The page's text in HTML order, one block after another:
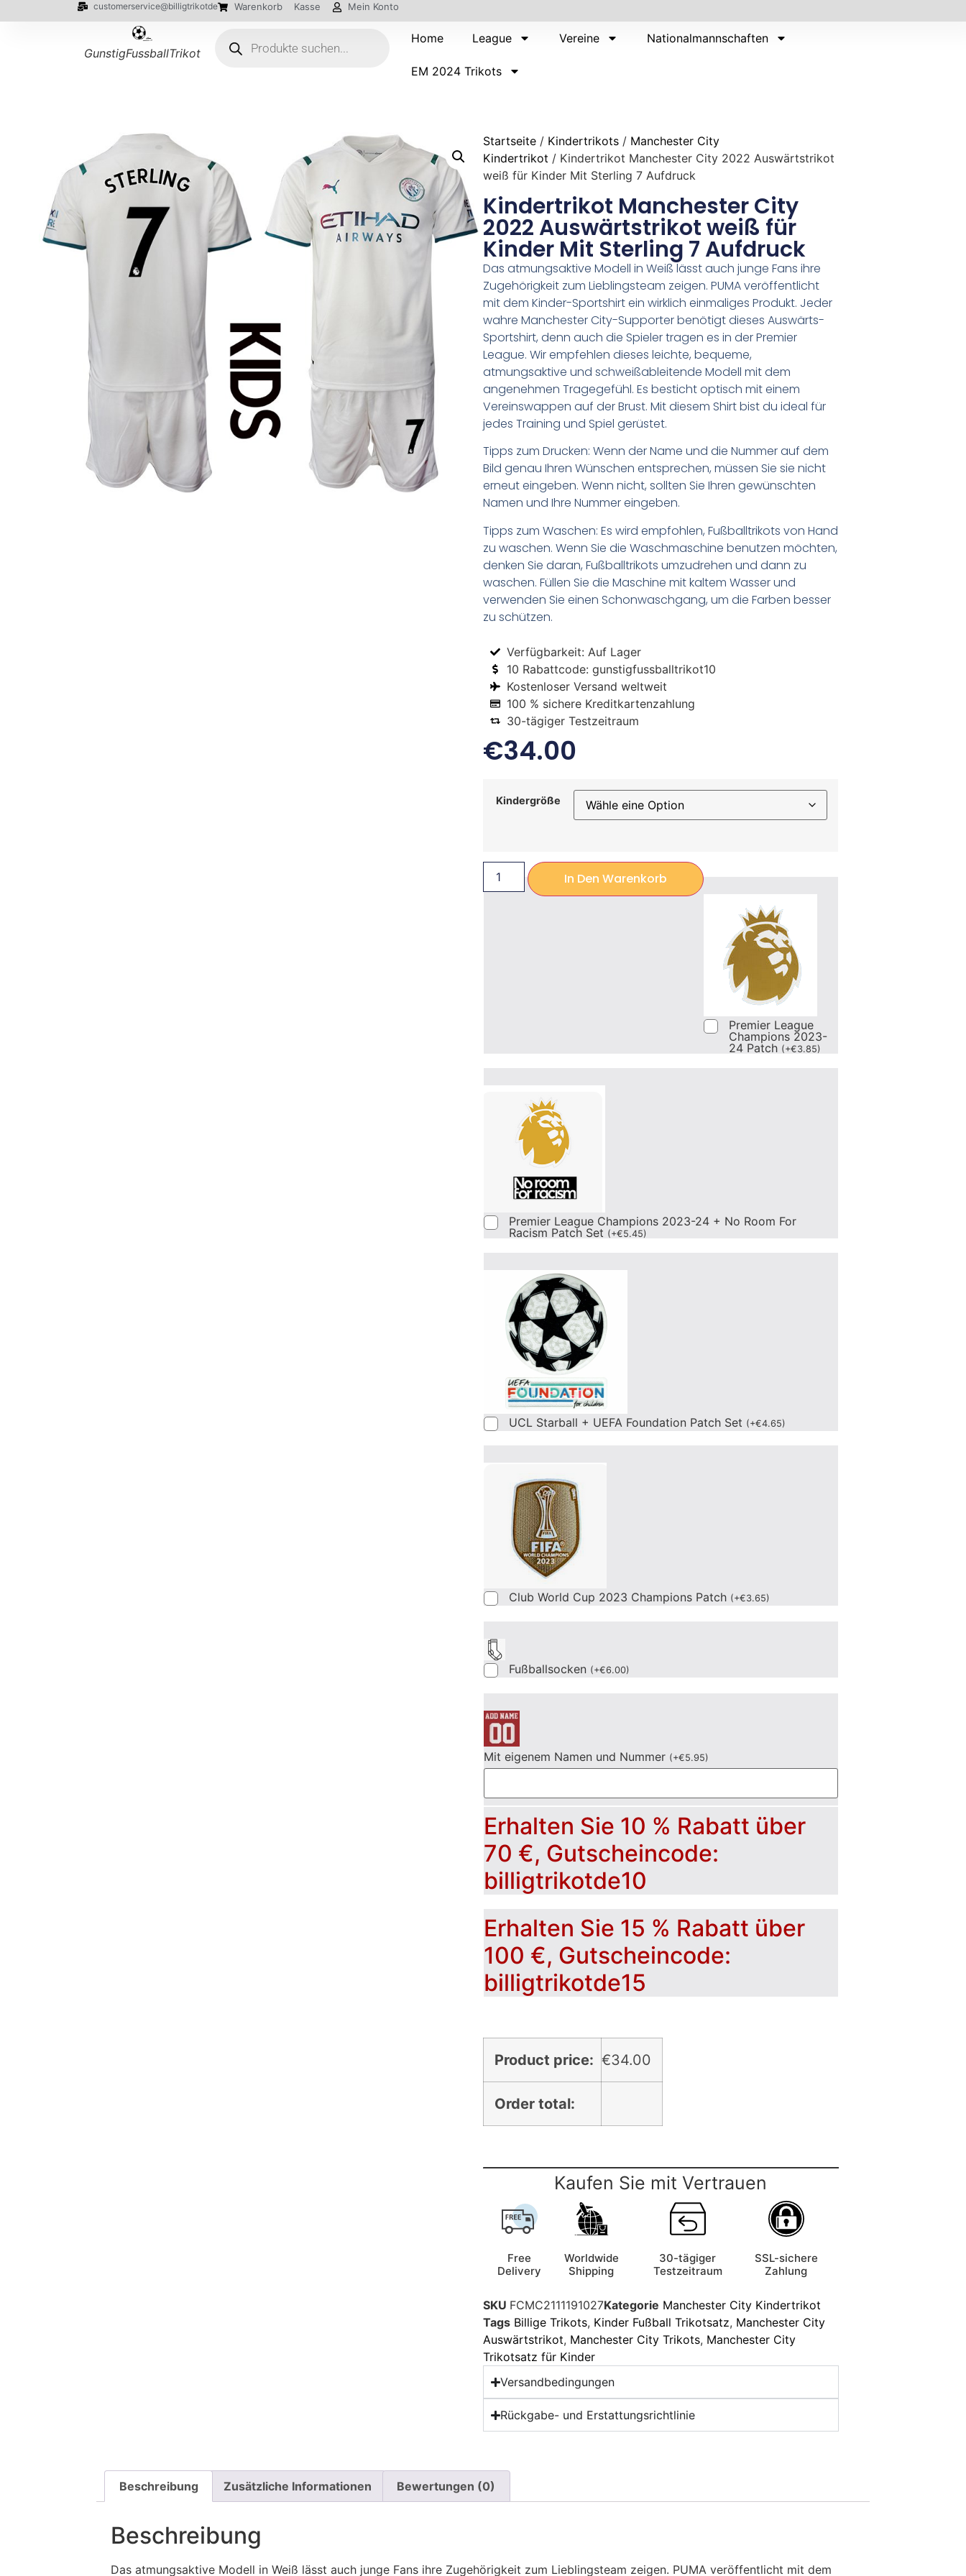
customerservice@billigtrikotde Warenkorb Kasse Mein Konto
GunstigFussballTrikot
Home League Vereine Nationalmannschaften
EM 2024 Trikots
Startseite / Kindertrikots / Manchester City
Kindertrikot / Kindertrikot Manchester City 2022 Auswärtstrikot
weiß für Kinder Mit Sterling 7 Aufdruck
Kindertrikot Manchester City
2022 Auswärtstrikot weiß für
Kinder Mit Sterling 7 Aufdruck
Das atmungsaktive Modell in Weiß lässt auch junge Fans ihre
Zugehörigkeit zum Lieblingsteam zeigen. PUMA veröffentlicht
mit dem Kinder-Sportshirt ein wirklich einmaliges Produkt. Jeder
wahre Manchester City-Supporter benötigt dieses Auswärts-
Sportshirt, denn auch die Spieler tragen es in der Premier
League. Wir empfehlen dieses leichte, bequeme,
atmungsaktive und schweißableitende Modell mit dem
angenehmen Tragegefühl. Es besticht optisch mit einem
Vereinswappen auf der Brust. Mit diesem Shirt bist du ideal für
jedes Training und Spiel gerüstet.
Tipps zum Drucken: Wenn der Name und die Nummer auf dem
Bild genau Ihren Wünschen entsprechen, müssen Sie sie nicht
erneut eingeben. Wenn nicht, sollten Sie Ihren gewünschten
Namen und Ihre Nummer eingeben.
Tipps zum Waschen: Es wird empfohlen, Fußballtrikots von Hand
zu waschen. Wenn Sie die Waschmaschine benutzen möchten,
denken Sie daran, Fußballtrikots umzudrehen und dann zu
waschen. Füllen Sie die Maschine mit kaltem Wasser und
verwenden Sie einen Schonwaschgang, um die Farben besser
zu schützen.
Verfügbarkeit: Auf Lager
10 Rabattcode: gunstigfussballtrikot10
Kostenloser Versand weltweit
100 % sichere Kreditkartenzahlung
30-tägiger Testzeitraum
€34.00
Kindergröße
In Den Warenkorb
Premier League
Champions 2023-
24 Patch (+€3.85)
Premier League Champions 2023-24 + No Room For
Racism Patch Set (+€5.45)
UCL Starball + UEFA Foundation Patch Set (+€4.65)
Club World Cup 2023 Champions Patch (+€3.65)
Fußballsocken (+€6.00)
Mit eigenem Namen und Nummer (+€5.95)
Erhalten Sie 10 % Rabatt über
70 €, Gutscheincode:
billigtrikotde10
Erhalten Sie 15 % Rabatt über
100 €, Gutscheincode:
billigtrikotde15
Product price: €34.00
Order total:
Kaufen Sie mit Vertrauen
Free
Delivery
Worldwide
Shipping
30-tägiger
Testzeitraum
SSL-sichere
Zahlung
SKU FCMC2111191027Kategorie Manchester City Kindertrikot
Tags Billige Trikots, Kinder Fußball Trikotsatz, Manchester City
Auswärtstrikot, Manchester City Trikots, Manchester City
Trikotsatz für Kinder
Versandbedingungen
Rückgabe- und Erstattungsrichtlinie
Beschreibung Zusätzliche Informationen Bewertungen (0)
Beschreibung
Das atmungsaktive Modell in Weiß lässt auch junge Fans ihre Zugehörigkeit zum Lieblingsteam zeigen. PUMA veröffentlicht mit dem